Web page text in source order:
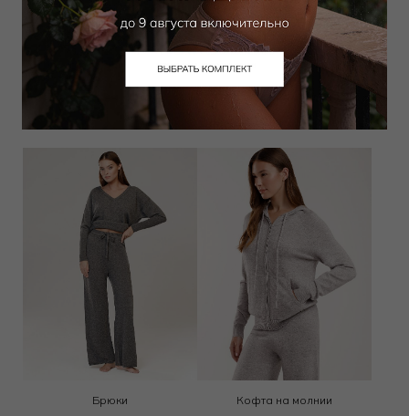
Толстовка
15 750
Выбрать размер
Брюки
Кофта на молнии